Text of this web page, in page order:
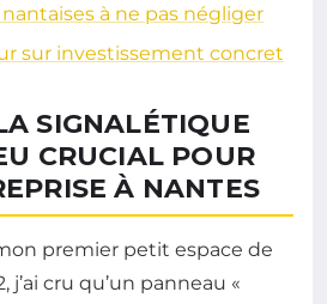
à ne pas négliger
sur investissement concret
SIGNALÉTIQUE
CRUCIAL POUR
À NANTES
premier petit espace de
cru qu’un panneau «